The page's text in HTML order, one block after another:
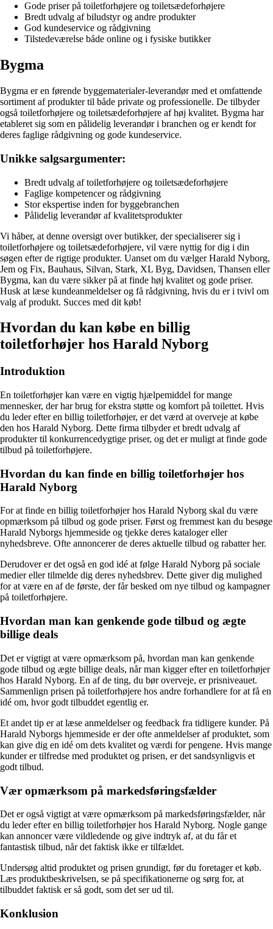
Gode priser på toiletforhøjere og toiletsædeforhøjere
Bredt udvalg af biludstyr og andre produkter
God kundeservice og rådgivning
Tilstedeværelse både online og i fysiske butikker
Bygma
Bygma er en førende byggematerialer-leverandør med et omfattende
sortiment af produkter til både private og professionelle. De tilbyder
også toiletforhøjere og toiletsædeforhøjere af høj kvalitet. Bygma har
etableret sig som en pålidelig leverandør i branchen og er kendt for
deres faglige rådgivning og gode kundeservice.
Unikke salgsargumenter:
Bredt udvalg af toiletforhøjere og toiletsædeforhøjere
Faglige kompetencer og rådgivning
Stor ekspertise inden for byggebranchen
Pålidelig leverandør af kvalitetsprodukter
Vi håber, at denne oversigt over butikker, der specialiserer sig i
toiletforhøjere og toiletsædeforhøjere, vil være nyttig for dig i din
søgen efter de rigtige produkter. Uanset om du vælger Harald Nyborg,
Jem og Fix, Bauhaus, Silvan, Stark, XL Byg, Davidsen, Thansen eller
Bygma, kan du være sikker på at finde høj kvalitet og gode priser.
Husk at læse kundeanmeldelser og få rådgivning, hvis du er i tvivl om
valg af produkt. Succes med dit køb!
Hvordan du kan købe en billig
toiletforhøjer hos Harald Nyborg
Introduktion
En toiletforhøjer kan være en vigtig hjælpemiddel for mange
mennesker, der har brug for ekstra støtte og komfort på toilettet. Hvis
du leder efter en billig toiletforhøjer, er det værd at overveje at købe
den hos Harald Nyborg. Dette firma tilbyder et bredt udvalg af
produkter til konkurrencedygtige priser, og det er muligt at finde gode
tilbud på toiletforhøjere.
Hvordan du kan finde en billig toiletforhøjer hos
Harald Nyborg
For at finde en billig toiletforhøjer hos Harald Nyborg skal du være
opmærksom på tilbud og gode priser. Først og fremmest kan du besøge
Harald Nyborgs hjemmeside og tjekke deres kataloger eller
nyhedsbreve. Ofte annoncerer de deres aktuelle tilbud og rabatter her.
Derudover er det også en god idé at følge Harald Nyborg på sociale
medier eller tilmelde dig deres nyhedsbrev. Dette giver dig mulighed
for at være en af de første, der får besked om nye tilbud og kampagner
på toiletforhøjere.
Hvordan man kan genkende gode tilbud og ægte
billige deals
Det er vigtigt at være opmærksom på, hvordan man kan genkende
gode tilbud og ægte billige deals, når man kigger efter en toiletforhøjer
hos Harald Nyborg. En af de ting, du bør overveje, er prisniveauet.
Sammenlign prisen på toiletforhøjere hos andre forhandlere for at få en
idé om, hvor godt tilbuddet egentlig er.
Et andet tip er at læse anmeldelser og feedback fra tidligere kunder. På
Harald Nyborgs hjemmeside er der ofte anmeldelser af produktet, som
kan give dig en idé om dets kvalitet og værdi for pengene. Hvis mange
kunder er tilfredse med produktet og prisen, er det sandsynligvis et
godt tilbud.
Vær opmærksom på markedsføringsfælder
Det er også vigtigt at være opmærksom på markedsføringsfælder, når
du leder efter en billig toiletforhøjer hos Harald Nyborg. Nogle gange
kan annoncer være vildledende og give indtryk af, at du får et
fantastisk tilbud, når det faktisk ikke er tilfældet.
Undersøg altid produktet og prisen grundigt, før du foretager et køb.
Læs produktbeskrivelsen, se på specifikationerne og sørg for, at
tilbuddet faktisk er så godt, som det ser ud til.
Konklusion